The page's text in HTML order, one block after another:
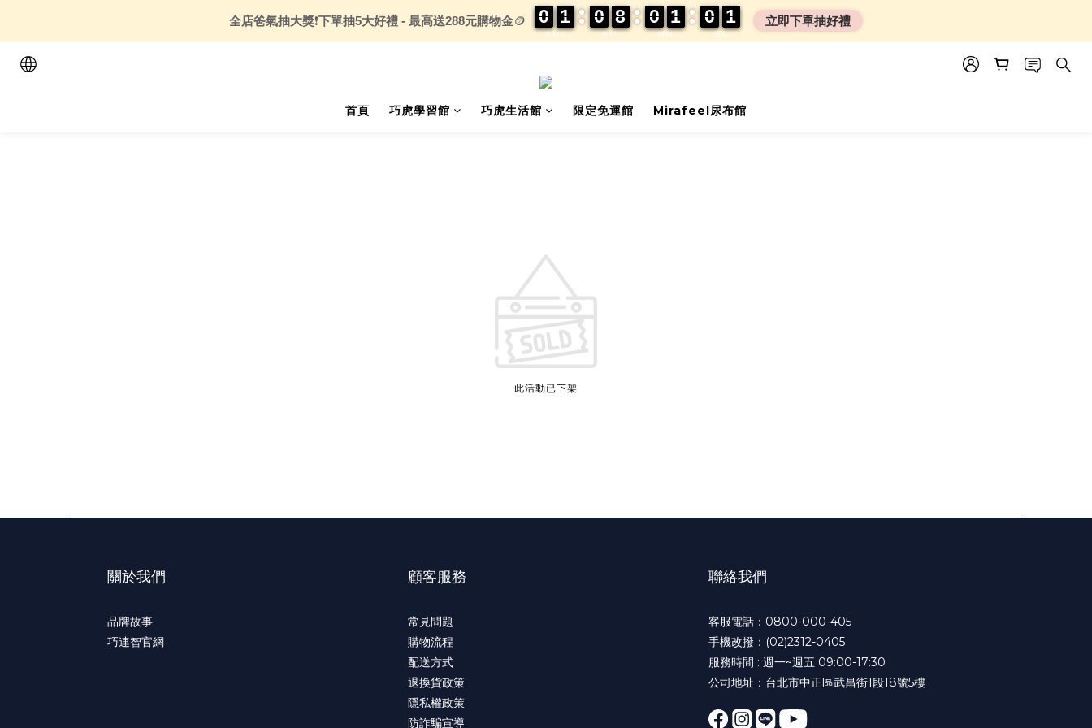
首頁 巧虎學習館 巧虎生活館 限定免運館 Mirafeel尿布館
此活動已下架
關於我們
品牌故事
巧連智官網
顧客服務
常見問題
購物流程
配送方式
退換貨政策
隱私權政策
防詐騙宣導
聯絡我們
客服電話：0800-000-405
手機改撥：(02)2312-0405
服務時間 : 週一~週五 09:00-17:30
公司地址：台北市中正區武昌街1段18號5樓
全店爸氣抽大獎❗下單抽5大好禮 - 最高送288元購物金🪙
DAYS
0
0
0
0 1
1
1
1
HRS
0
0
0
0 8
8
8
8
MIN
0
0
0
0 1
1
1
1
SEC
0
0
0
0 0
0
1
1
1
1 立即下單抽好禮